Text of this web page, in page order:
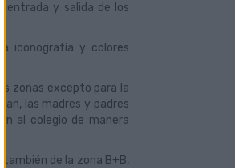
entrada y salida de los
iconografía y colores
zonas excepto para la
las madres y padres
al colegio de manera
de la zona B+B,